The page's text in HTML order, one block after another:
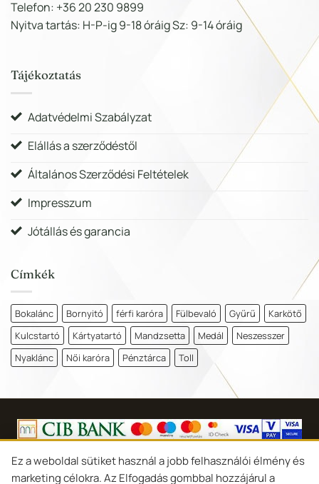
Telefon: +36 20 230 9899
Nyitva tartás: H-P-ig 9-18 óráig Sz: 9-14 óráig
Tájékoztatás
Adatvédelmi Szabályzat
Elállás a szerződéstől
Általános Szerződési Feltételek
Impresszum
Jótállás és garancia
Címkék
Bokalánc Bornyitó férfi karóra Fülbevaló Gyűrű
Karkötő
Kulcstartó
Kártyatartó Mandzsetta Medál
Neszesszer
Nyaklánc
Női karóra Pénztárca Toll
Ez a weboldal sütiket használ a jobb felhasználói élmény és
marketing célokra. Az Elfogadás gombbal hozzájárul a